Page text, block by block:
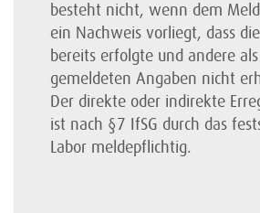
besteht nicht, wenn dem
ein Nachweis vorliegt, dass
bereits erfolgte und andere
gemeldeten Angaben nicht
Der direkte oder indirekte
ist nach §7 IfSG durch das
Labor meldepflichtig.